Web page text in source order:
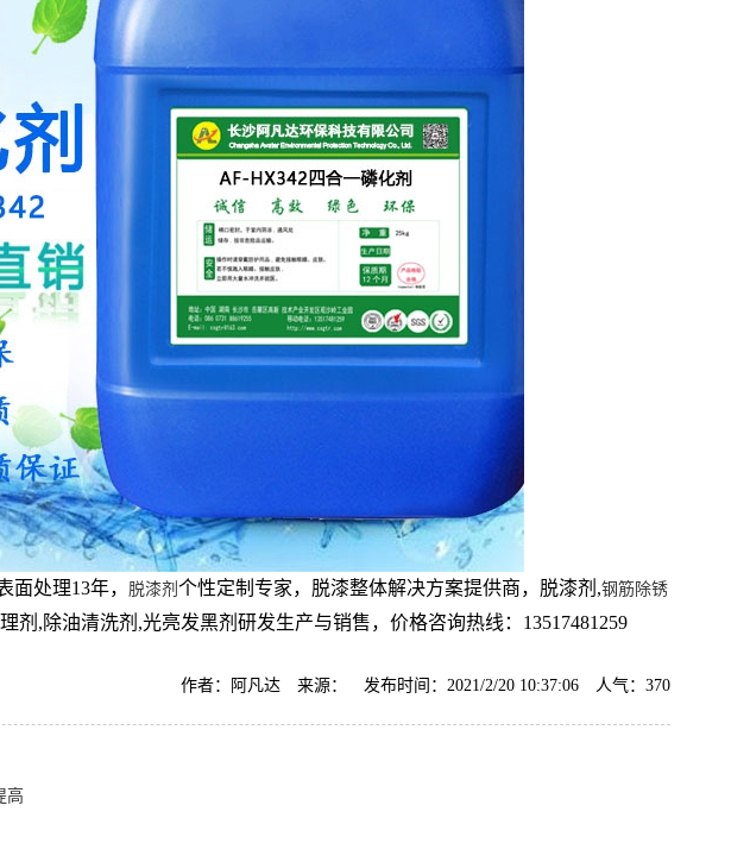
钢筋除锈剂
处理13年， 脱漆剂 个性定制专家，脱漆整体解决方案提供商，脱漆剂,钢筋除锈
剂,除油清洗剂,光亮发黑剂研发生产与销售，价格咨询热线：13517481259
作者：阿凡达 来源： 发布时间：2021/2/20 10:37:06 人气： 370
高